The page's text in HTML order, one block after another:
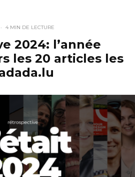
· 4 MIN DE LECTURE
2024: l’année
les 20 articles les